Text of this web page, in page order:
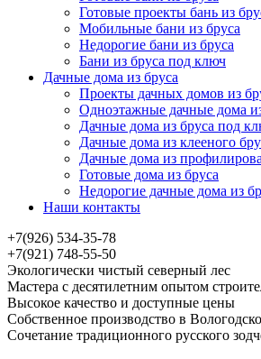
Готовые проекты бань из
Мобильные бани из бруса
Недорогие бани из бруса
Бани из бруса под ключ
Дачные дома из бруса
Проекты дачных домов из
Одноэтажные дачные дома
Дачные дома из бруса под
Дачные дома из клееного
Дачные дома из
Готовые дома из бруса
Недорогие дачные дома из
Наши контакты
+7(926) 534-35-78
+7(921) 748-55-50
Экологически чистый северный лес
Мастера с десятилетним опытом
Высокое качество и доступные цены
Собственное производство в
Сочетание традиционного русского